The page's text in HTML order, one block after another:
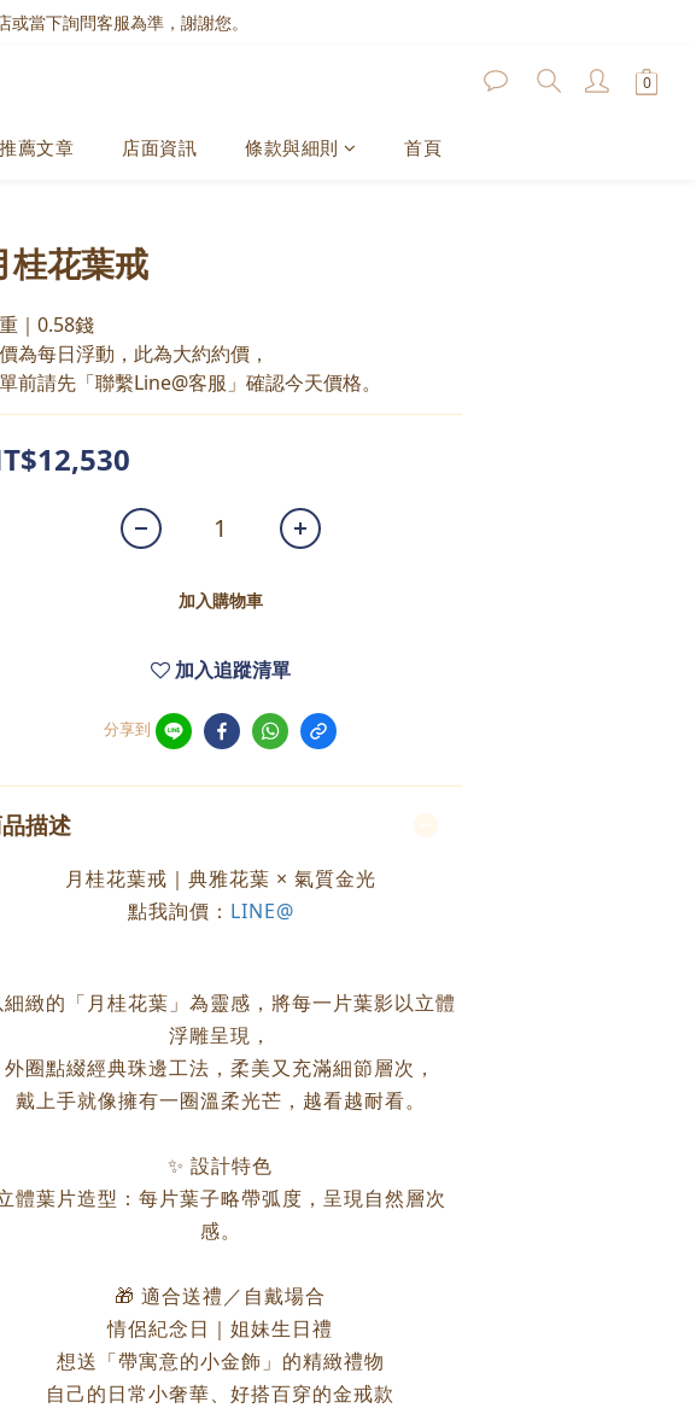
當下詢問客服為準，謝謝您。
推薦文章 店面資訊 條款與細則 首頁
桂花葉戒
｜0.58錢
為每日浮動，此為大約約價，
前請先「聯繫Line@客服」確認今天價格。
加入購物車
加入追蹤清單
分享到
描述
月桂花葉戒｜典雅花葉 × 氣質金光
點我詢價： LINE@
細緻的「月桂花葉」為靈感，將每一片葉影以立體
浮雕呈現，
外圈點綴經典珠邊工法，柔美又充滿細節層次，
戴上手就像擁有一圈溫柔光芒，越看越耐看。
✨ 設計特色
體葉片造型：每片葉子略帶弧度，呈現自然層次
感。
🎁 適合送禮／自戴場合
情侶紀念日｜姐妹生日禮
想送「帶寓意的小金飾」的精緻禮物
自己的日常小奢華、好搭百穿的金戒款